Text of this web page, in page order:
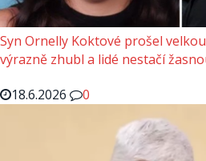
Syn Ornelly Koktové prošel
výrazně zhubl a lidé nestačí
18.6.2026
0